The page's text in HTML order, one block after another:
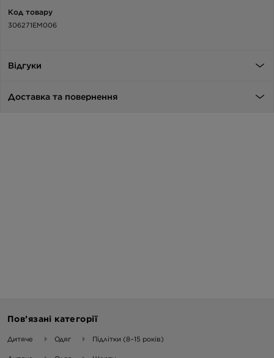
Код товару
306271EM006
Відгуки
Доставка та повернення
Пов’язані категорії
Дитяче Одяг Підлітки (8–15 років)